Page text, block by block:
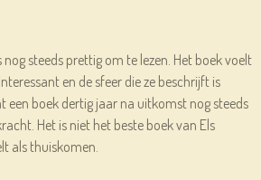
nog steeds prettig om te lezen. Het boek voelt
en de sfeer die ze beschrijft is
een boek dertig jaar na uitkomst nog steeds
Het is niet het beste boek van Els
als thuiskomen.